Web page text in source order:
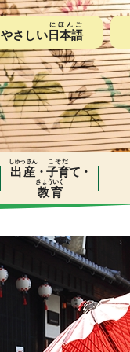
やさしい 日本語
にほんご
出産
しゅっさん
・子育
こそだ
て・
教育
きょういく